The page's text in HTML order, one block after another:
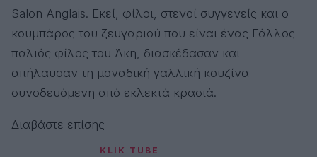
Salon Anglais. Εκεί, φίλοι, στενοί συγγενείς και ο
κουμπάρος του ζευγαριού που είναι ένας Γάλλος
παλιός φίλος του Άκη, διασκέδασαν και
απήλαυσαν τη μοναδική γαλλική κουζίνα
συνοδευόμενη από εκλεκτά κρασιά.
Διαβάστε επίσης
KLIK TUBE